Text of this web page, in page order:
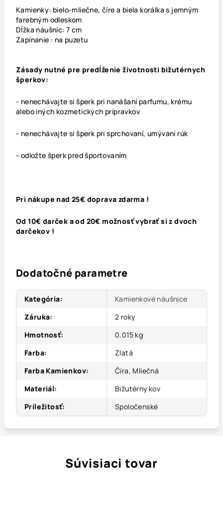
Kamienky: bielo-mliečne, číre a biela korálka s jemným
farebným odleskom
Dĺžka náušníc: 7 cm
Zapínanie : na puzetu
Zásady nutné pre predĺženie životnosti bižutérnych
šperkov:
- nenechávajte si šperk pri nanášaní parfumu, krému
alebo iných kozmetických prípravkov
- nenechávajte si šperk pri sprchovaní, umývaní rúk
- odložte šperk pred športovaním
Pri nákupe nad 25€ doprava zdarma !
Od 10€ darček a od 20€ možnosť vybrať si z dvoch
darčekov !
Dodatočné parametre
Kategória:
Kamienkové náušnice
Záruka:
2 roky
Hmotnosť:
0.015 kg
Farba:
Zlatá
Farba Kamienkov:
Číra, Mliečná
Materiál:
Bižutérny kov
Príležitosť: Spoločenské
Súvisiaci tovar